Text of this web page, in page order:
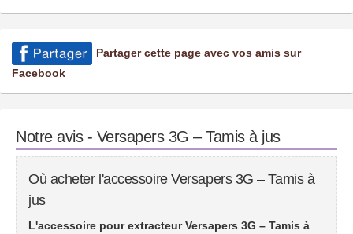
Partager cette page avec vos amis sur
Facebook
Notre avis - Versapers 3G – Tamis à jus
Où acheter l'accessoire Versapers 3G – Tamis à
jus
L'accessoire pour extracteur Versapers 3G – Tamis à